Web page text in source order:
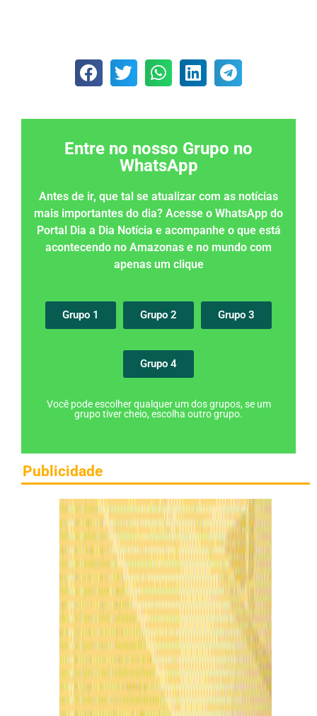
Entre no nosso Grupo no
WhatsApp
Antes de ir, que tal se atualizar com as notícias
mais importantes do dia? Acesse o WhatsApp do
Portal Dia a Dia Notícia e acompanhe o que está
acontecendo no Amazonas e no mundo com
apenas um clique
Grupo 1 Grupo 2 Grupo 3
Grupo 4
Você pode escolher qualquer um dos grupos, se um
grupo tiver cheio, escolha outro grupo.
Publicidade